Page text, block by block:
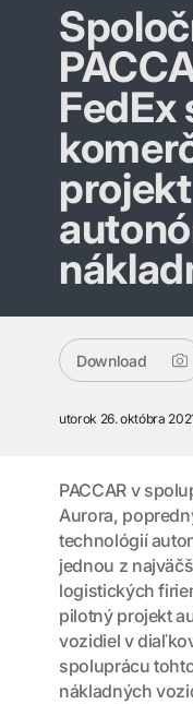
projekt
Download
utorok 26. októbra
PACCAR v
Aurora,
technológií
jednou z
logistických
pilotný projekt
vozidiel v
spoluprácu
nákladných